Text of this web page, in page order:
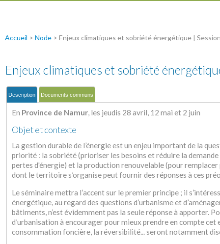
Accueil > Node > Enjeux climatiques et sobriété énergétique |
Enjeux climatiques et sobriété
Description Documents communs
En Province de Namur, les jeudis 28 avril, 12 mai et 2 juin
Objet et contexte
La gestion durable de l’énergie est un enjeu important de la
priorité : la sobriété (prioriser les besoins et réduire la
pertes d'énergie) et la production renouvelable (pour
dont le territoire s’organise peut fournir des réponses à ces
Le séminaire mettra l’accent sur le premier principe ; il
énergétique, au regard des questions d’urbanisme et
bâtiments, n’est évidemment pas la seule réponse à apporter.
d’urbanisation à encourager pour mieux prendre en compte
consommation foncière, la réversibilité... seront notamment